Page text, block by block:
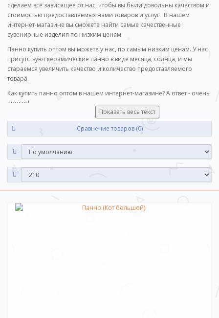
сделаем всё зависящее от нас, чтобы вы были довольны качеством и
стоимостью предоставляемых нами товаров и услуг. В нашем
интернет-магазине вы сможете найти самые качественные
сувенирные изделия по низким ценам.
Панно купить оптом вы можете у нас, по самым низким ценам. У нас
присутствуют керамические панно в виде месяца, солнца, и мы
стараемся увеличить качество и количество предоставляемого
товара.
Как купить панно оптом в нашем интернет-магазине? А ответ - очень
просто!
Выберете интересующий вас товар.
Введите количество нужного товара.
Добавьте его в корзину.
Оформите заказ.
Наш консультант свяжется с вами для уточнения вопросов.
Мы рады, что вы с нами! Сотрудничеством с нами довольны более
1000 довольных клиентов по всей России! Мы стремимся к
долгосрочным отношениям и предлагаем нашим постоянным
Минимальная сумма вашего заказа не должна быть ниже 10 000
Показать весь текст
Сравнение товаров (0)